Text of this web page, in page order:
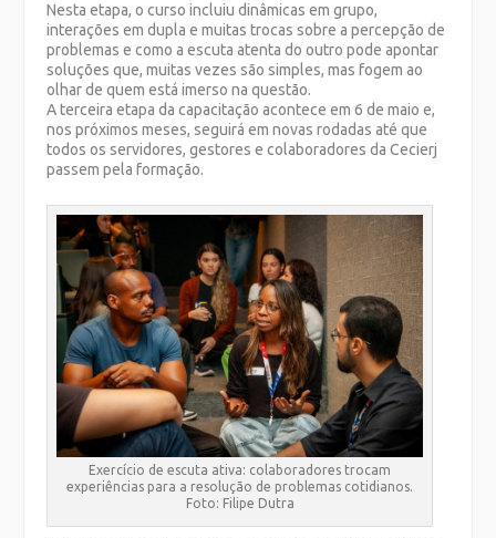
Nesta etapa, o curso incluiu dinâmicas em grupo,
interações em dupla e muitas trocas sobre a percepção de
problemas e como a escuta atenta do outro pode apontar
soluções que, muitas vezes são simples, mas fogem ao
olhar de quem está imerso na questão.
A terceira etapa da capacitação acontece em 6 de maio e,
nos próximos meses, seguirá em novas rodadas até que
todos os servidores, gestores e colaboradores da Cecierj
passem pela formação.
Exercício de escuta ativa: colaboradores trocam
experiências para a resolução de problemas cotidianos.
Foto: Filipe Dutra